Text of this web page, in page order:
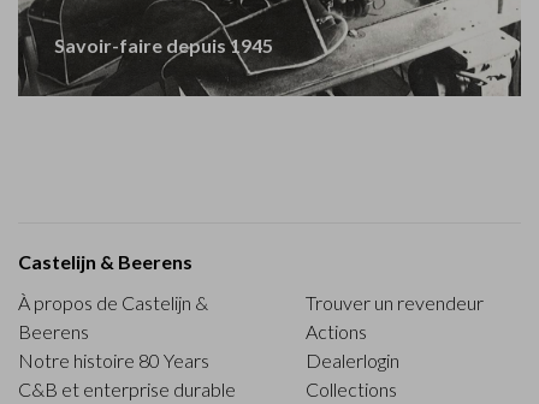
Savoir-faire depuis 1945
Castelijn & Beerens
À propos de Castelijn &
Beerens
Notre histoire 80 Years
C&B et enterprise durable
Trouver un revendeur
Actions
Dealerlogin
Collections